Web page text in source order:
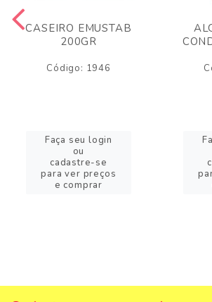
CASEIRO EMUSTAB
200GR
Código: 1946
Faça seu login
ou
cadastre-se
para ver preços
e comprar